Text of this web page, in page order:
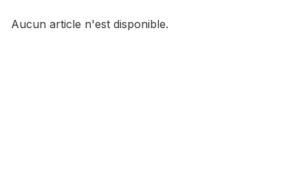
Aucun article n'est disponible.